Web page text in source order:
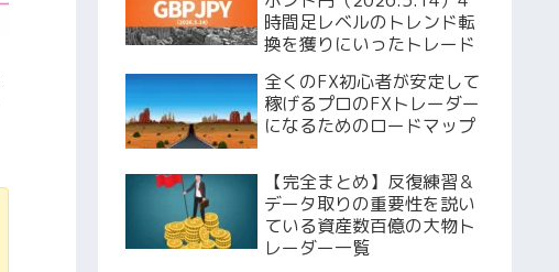
時間足レベルのトレンド転
換を獲りにいったトレード
全くのFX初心者が安定して
稼げるプロのFXトレーダー
になるためのロードマップ
【完全まとめ】反復練習＆
データ取りの重要性を説い
ている資産数百億の大物ト
レーダー一覧